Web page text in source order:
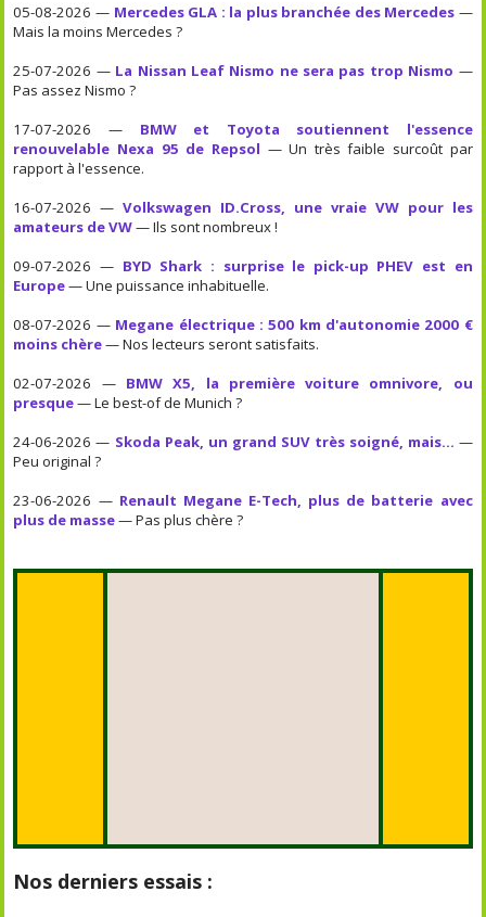
05-08-2026 — Mercedes GLA : la plus branchée des Mercedes —
Mais la moins Mercedes ?
25-07-2026 — La Nissan Leaf Nismo ne sera pas trop Nismo —
Pas assez Nismo ?
17-07-2026 — BMW et Toyota soutiennent l'essence
renouvelable Nexa 95 de Repsol — Un très faible surcoût par
rapport à l'essence.
16-07-2026 —Volkswagen ID.Cross, une vraie VW pour les
amateurs de VW— Ils sont nombreux !
09-07-2026 — BYD Shark : surprise le pick-up PHEV est en
Europe— Une puissance inhabituelle.
08-07-2026 — Megane électrique : 500 km d'autonomie 2000 €
moins chère— Nos lecteurs seront satisfaits.
02-07-2026 — BMW X5, la première voiture omnivore, ou
presque— Le best-of de Munich ?
24-06-2026 — Skoda Peak, un grand SUV très soigné, mais... —
Peu original ?
23-06-2026 — Renault Megane E-Tech, plus de batterie avec
plus de masse— Pas plus chère ?
Nos derniers essais :